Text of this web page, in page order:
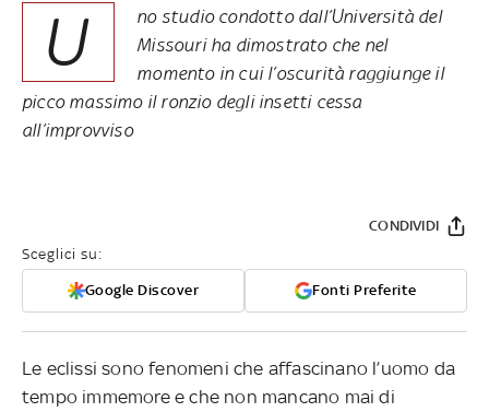
U
no studio condotto dall’Università del
Missouri ha dimostrato che nel
momento in cui l’oscurità raggiunge il
picco massimo il ronzio degli insetti cessa
all’improvviso
Sceglici su:
Google Discover Fonti Preferite
CONDIVIDI
Le eclissi sono fenomeni che affascinano l’uomo da
tempo immemore e che non mancano mai di